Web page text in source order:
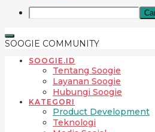
Cari
SOOGIE COMMUNITY
SOOGIE.ID
Tentang Soogie
Layanan Soogie
Hubungi Soogie
KATEGORI
Product Development
Teknologi